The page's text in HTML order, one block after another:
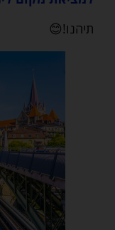
תיהנו!😊